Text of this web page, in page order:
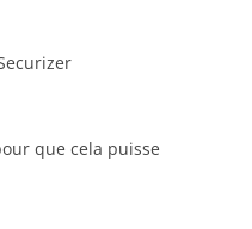
que cela puisse